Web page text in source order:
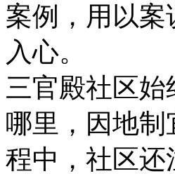
案例，用以
入心。
三官殿社区
哪里，因地
程中，社区